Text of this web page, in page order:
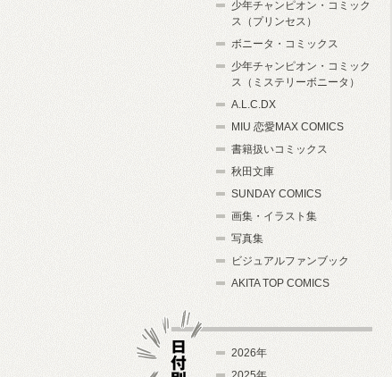
少年チャンピオン・コミック
ス（プリンセス）
ボニータ・コミックス
少年チャンピオン・コミック
ス（ミステリーボニータ）
A.L.C.DX
MIU 恋愛MAX COMICS
書籍扱いコミックス
秋田文庫
SUNDAY COMICS
画集・イラスト集
写真集
ビジュアルファンブック
AKITA TOP COMICS
2026年